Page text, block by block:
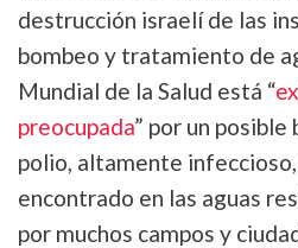
destrucción israelí de las
bombeo y tratamiento de
Mundial de la Salud está “
preocupada” por un
polio, altamente infeccioso,
encontrado en las aguas
por muchos campos y